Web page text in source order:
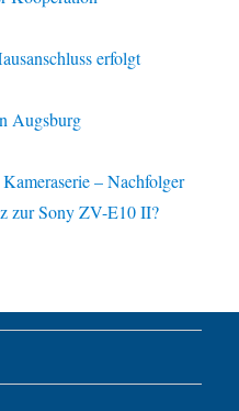
erfolgt
Augsburg
– Nachfolger
zur Sony ZV-E10 II?